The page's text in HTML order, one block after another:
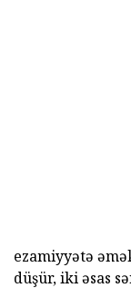
ezamiyyətə
düşür, iki əsas